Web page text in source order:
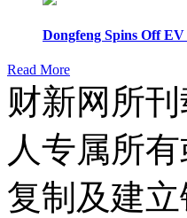
Dongfeng Spins Off
Read More
财新网所
人专属所
复制及建